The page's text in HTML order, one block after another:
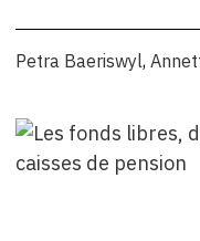
Petra Baeriswyl,